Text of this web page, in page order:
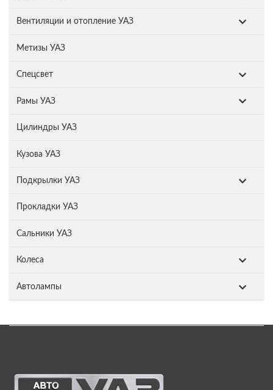
Вентиляции и отопление УАЗ
Метизы УАЗ
Спецсвет
Рамы УАЗ
Цилиндры УАЗ
Кузова УАЗ
Подкрылки УАЗ
Прокладки УАЗ
Сальники УАЗ
Колеса
Автолампы